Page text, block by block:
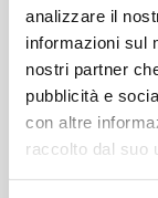
analizzare il
informazioni sul
nostri partner
pubblicità e
con altre
raccolto dal suo
Quantità
Please